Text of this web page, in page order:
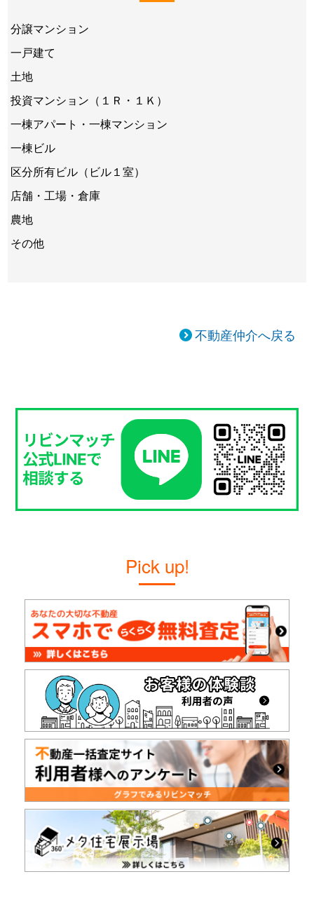
分譲マンション
一戸建て
土地
投資マンション（１Ｒ・１Ｋ）
一棟アパート・一棟マンション
一棟ビル
区分所有ビル（ビル１室）
店舗・工場・倉庫
農地
その他
不動産仲介へ戻る
Pick up!